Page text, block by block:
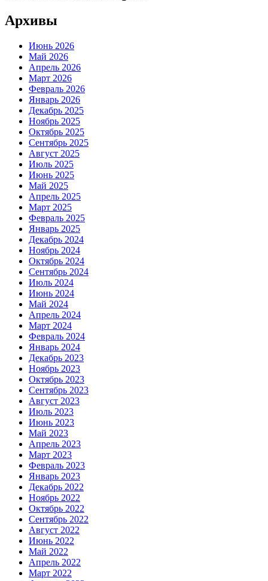
Архивы
Июнь 2026
Май 2026
Апрель 2026
Март 2026
Февраль 2026
Январь 2026
Декабрь 2025
Ноябрь 2025
Октябрь 2025
Сентябрь 2025
Август 2025
Июль 2025
Июнь 2025
Май 2025
Апрель 2025
Март 2025
Февраль 2025
Январь 2025
Декабрь 2024
Ноябрь 2024
Октябрь 2024
Сентябрь 2024
Июль 2024
Июнь 2024
Май 2024
Апрель 2024
Март 2024
Февраль 2024
Январь 2024
Декабрь 2023
Ноябрь 2023
Октябрь 2023
Сентябрь 2023
Август 2023
Июль 2023
Июнь 2023
Май 2023
Апрель 2023
Март 2023
Февраль 2023
Январь 2023
Декабрь 2022
Ноябрь 2022
Октябрь 2022
Сентябрь 2022
Август 2022
Июнь 2022
Май 2022
Апрель 2022
Март 2022